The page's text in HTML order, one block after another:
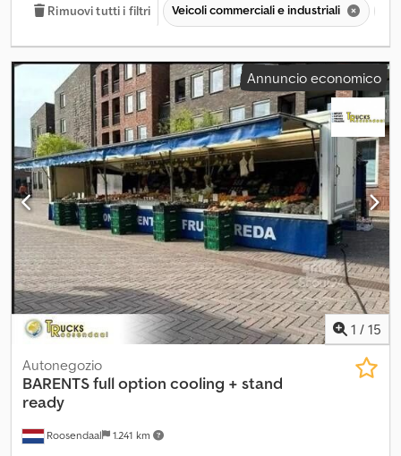
Rimuovi tutti i filtri Veicoli commerciali e industriali
Annuncio economico
1 / 15
Roosendaal 1.241 km
Autonegozio
BARENTSfull option cooling + stand
ready